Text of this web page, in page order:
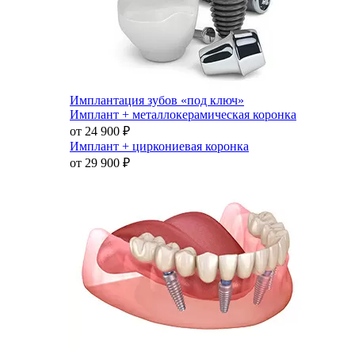
Имплантация зубов «под ключ»
Имплант + металлокерамическая коронка
от 24 900 ₽
Имплант + циркониевая коронка
от 29 900 ₽